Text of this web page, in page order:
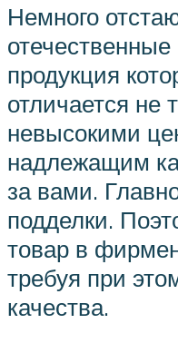
Немного
продукция
отличается не
невысокими
надлежащим
за вами.
подделки.
товар в
требуя при
качества.